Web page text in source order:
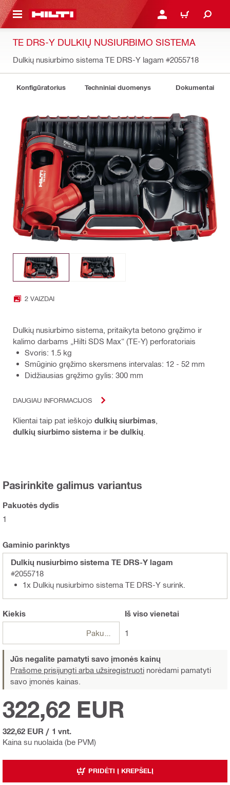
TURINIO PRISIJUNGTI ARBA
PIRKINIŲ
TE DRS-Y DULKIŲ NUSIURBIMO SISTEMA
Dulkių nusiurbimo sistema TE DRS-Y lagam #2055718
Konfigūratorius Techniniai duomenys Dokumentai
2 VAIZDAI
Dulkių nusiurbimo sistema, pritaikyta betono gręžimo ir
kalimo darbams „Hilti SDS Max“ (TE-Y) perforatoriais
Svoris: 1.5 kg
Smūginio gręžimo skersmens intervalas: 12 - 52 mm
Didžiausias gręžimo gylis: 300 mm
DAUGIAU INFORMACIJOS
Klientai taip pat ieškojo dulkių siurbimas
dulkių siurbimo sistema ir be dulkių
Pasirinkite galimus variantus
Pakuotės dydis
1
Gaminio parinktys
Dulkių nusiurbimo sistema TE DRS-Y lagam
#2055718
1x Dulkių nusiurbimo sistema TE DRS-Y surink.
Kiekis
Pakuotės
Iš visovienetai
1
Jūs negalite pamatyti savo įmonės kainų
Prašome prisijungti arba užsiregistruoti norėdami pamatyti
savo įmonės kainas.
Kaina su nuolaida (be PVM)
322,62 EUR
322,62 EUR / 1 vnt.
PRIDĖTI Į KREPŠELĮ